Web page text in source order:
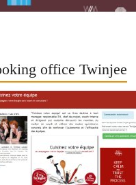
office Twinjee